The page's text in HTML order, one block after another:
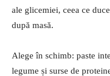
ale glicemiei, ceea ce
după masă.
Alege în schimb: paste
legume și surse de